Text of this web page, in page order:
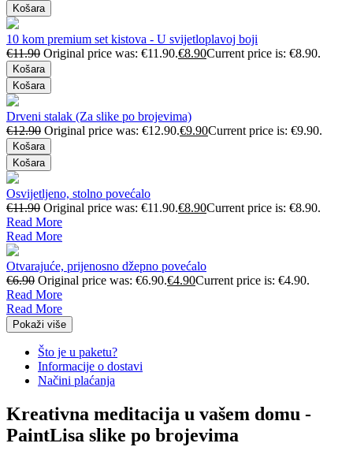
Košara
10 kom premium set kistova - U svijetloplavoj boji
€11.90 Original price was: €11.90.€8.90Current price is: €8.90.
Košara
Košara
Drveni stalak (Za slike po brojevima)
€12.90 Original price was: €12.90.€9.90Current price is: €9.90.
Košara
Košara
Osvijetljeno, stolno povećalo
€11.90 Original price was: €11.90.€8.90Current price is: €8.90.
Read More
Read More
Otvarajuće, prijenosno džepno povećalo
€6.90 Original price was: €6.90.€4.90Current price is: €4.90.
Read More
Read More
Pokaži više
Što je u paketu?
Informacije o dostavi
Načini plaćanja
Kreativna meditacija u vašem domu -
PaintLisa slike po brojevima